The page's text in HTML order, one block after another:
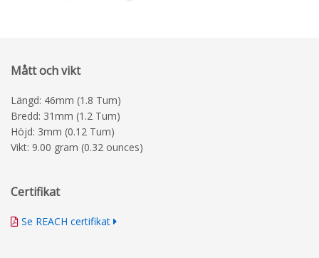
Mått och vikt
Längd: 46mm (1.8 Tum)
Bredd: 31mm (1.2 Tum)
Höjd: 3mm (0.12 Tum)
Vikt: 9.00 gram (0.32 ounces)
Certifikat
Se REACH certifikat